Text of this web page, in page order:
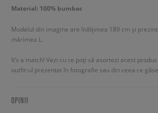
Material: 100% bumbac
Modelul din imagine are înălțimea 189 cm și
mărimea L.
It’s a match! Vezi cu ce poți să asortezi acest
outfit-ul prezentat în fotografie sau din ceea ce
OPINII